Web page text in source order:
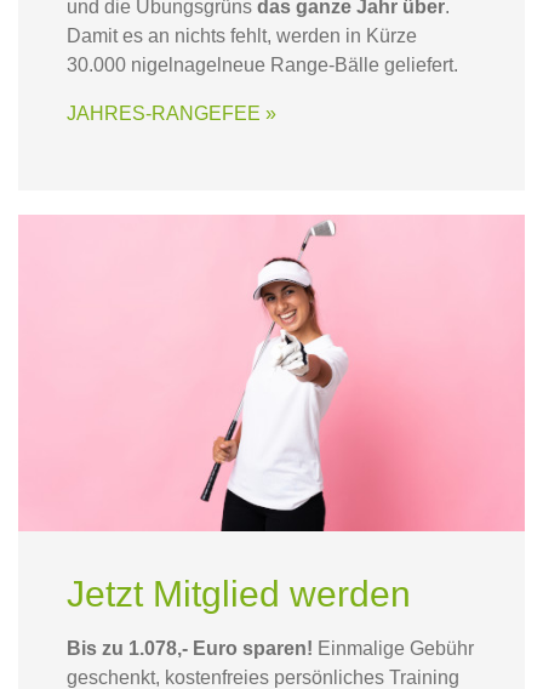
und die Übungsgrüns das ganze Jahr über.
Damit es an nichts fehlt, werden in Kürze
30.000 nigelnagelneue Range-Bälle geliefert.
JAHRES-RANGEFEE »
Jetzt Mitglied werden
Bis zu 1.078,- Euro sparen! Einmalige Gebühr
geschenkt, kostenfreies persönliches Training